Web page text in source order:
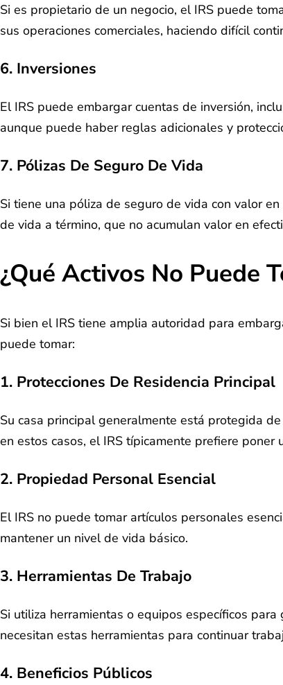
Si es propietario de un negocio, el IRS puede
sus operaciones comerciales, haciendo difícil
6. Inversiones
El IRS puede embargar cuentas de inversión,
aunque puede haber reglas adicionales y
7. Pólizas De Seguro De Vida
Si tiene una póliza de seguro de vida con valor
de vida a término, que no acumulan valor en
¿Qué Activos No Puede
Si bien el IRS tiene amplia autoridad para
puede tomar:
1. Protecciones De Residencia Principal
Su casa principal generalmente está protegida
en estos casos, el IRS típicamente prefiere
2. Propiedad Personal Esencial
El IRS no puede tomar artículos personales
mantener un nivel de vida básico.
3. Herramientas De Trabajo
Si utiliza herramientas o equipos específicos
necesitan estas herramientas para continuar
4. Beneficios Públicos